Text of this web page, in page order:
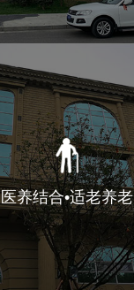
医养结合•适老养老